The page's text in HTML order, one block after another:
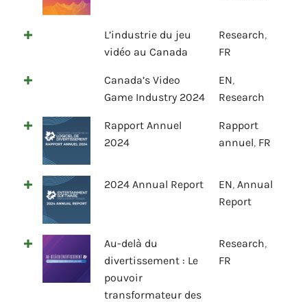
L’industrie du jeu
vidéo au Canada
Research,
FR
Canada’s Video
Game Industry 2024
EN,
Research
Rapport Annuel
2024
Rapport
annuel, FR
2024 Annual Report EN, Annual
Report
Au-delà du
divertissement : Le
pouvoir
transformateur des
Research,
FR